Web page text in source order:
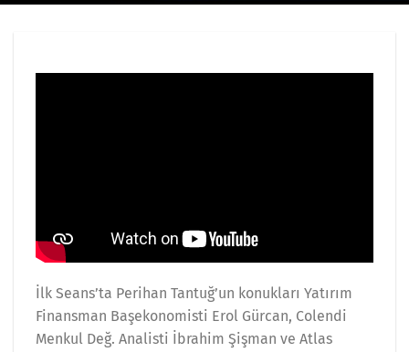
İlk Seans’ta Perihan Tantuğ’un konukları Yatırım
Finansman Başekonomisti Erol Gürcan, Colendi
Menkul Değ. Analisti İbrahim Şişman ve Atlas